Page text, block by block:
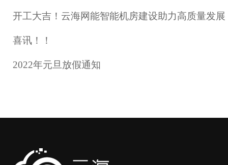
开工大吉！云海网能智能机房建设助力高质量发展
喜讯！！
2022年元旦放假通知